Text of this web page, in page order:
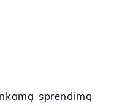
sprendimą